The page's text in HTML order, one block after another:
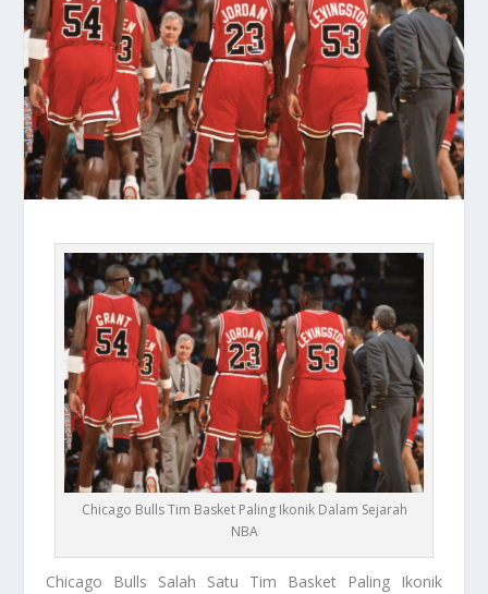
Chicago Bulls Tim Basket Paling Ikonik Dalam Sejarah
NBA
Chicago Bulls Salah Satu Tim Basket Paling Ikonik